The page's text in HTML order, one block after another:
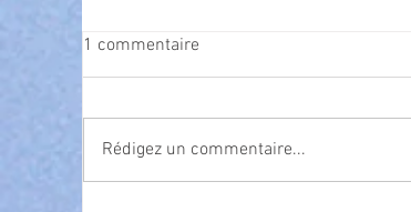
1 commentaire
Rédigez un commentaire...